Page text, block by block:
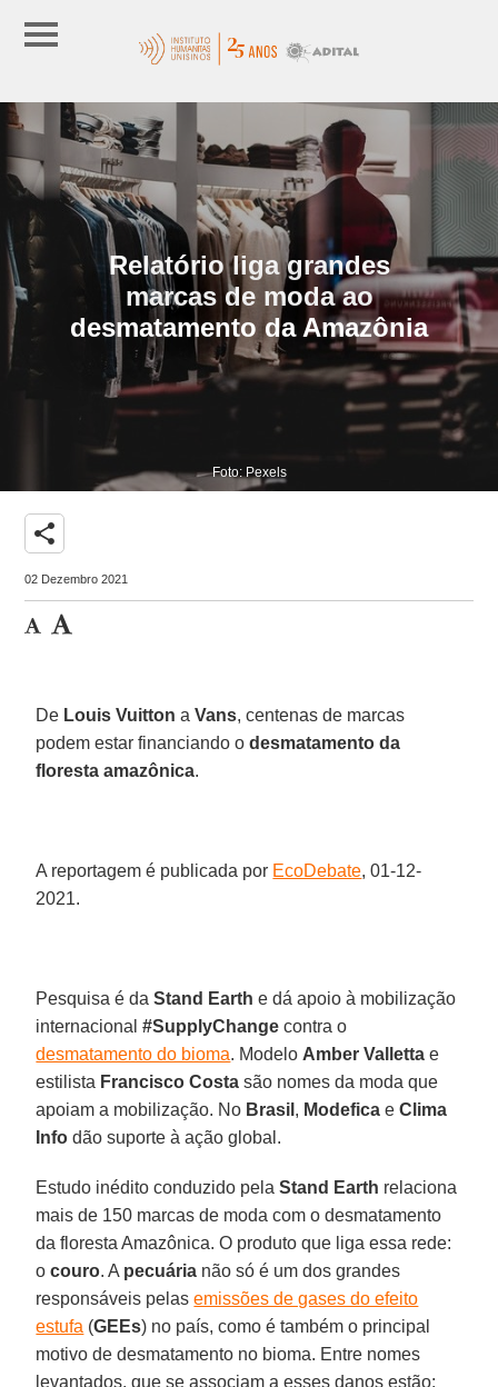
Relatório liga grandes
marcas de moda ao
desmatamento da Amazônia
Foto: Pexels
share
02 Dezembro 2021
De Louis Vuitton aVans, centenas de marcas
podem estar financiando odesmatamento da
floresta amazônica.
A reportagem é publicada por EcoDebate, 01-12-
2021.
Pesquisa é daStand Earth e dá apoio à mobilização
internacional#SupplyChange contra o
desmatamento do bioma. Modelo Amber Valletta e
estilista Francisco Costa são nomes da moda que
apoiam a mobilização. No Brasil , Modefica eClima
Info dão suporte à ação global.
Estudo inédito conduzido pelaStand Earth relaciona
mais de 150 marcas de moda com o desmatamento
da floresta Amazônica. O produto que liga essa rede:
ocouro. A pecuária não só é um dos grandes
responsáveis pelasemissões de gases do efeito
estufa (GEEs) no país, como é também o principal
motivo de desmatamento no bioma. Entre nomes
levantados, que se associam a esses danos estão: